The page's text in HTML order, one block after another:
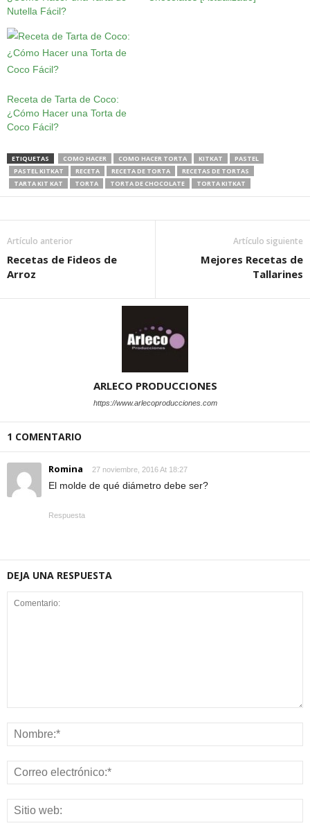
Nutella Fácil?
Receta de Tarta de Coco:
¿Cómo Hacer una Torta de
Coco Fácil?
ETIQUETAS COMO HACER COMO HACER TORTA KITKAT
PASTEL
PASTEL KITKAT
RECETA RECETA DE TORTA
RECETAS DE TORTAS
TARTA KIT KAT
TORTA TORTA DE CHOCOLATE TORTA KITKAT
Artículo anterior
Recetas de Fideos de
Arroz
Artículo siguiente
Mejores Recetas de
Tallarines
ARLECO PRODUCCIONES
https://www.arlecoproducciones.com
1 COMENTARIO
Romina 27 noviembre, 2016 At 18:27
El molde de qué diámetro debe ser?
Respuesta
DEJA UNA RESPUESTA